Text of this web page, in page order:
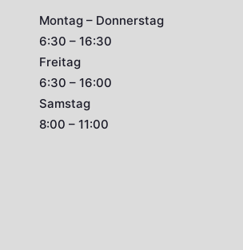
Montag – Donnerstag
6:30 – 16:30
Freitag
6:30 – 16:00
Samstag
8:00 – 11:00